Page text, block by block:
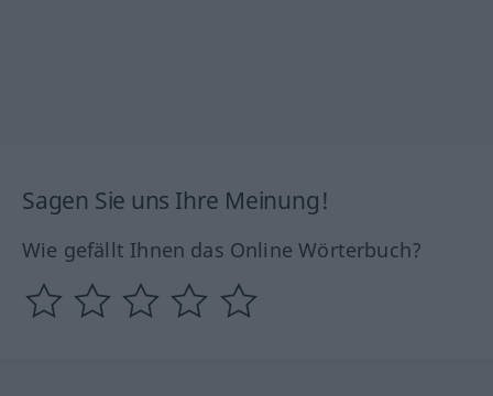
Sagen Sie uns Ihre Meinung!
Wie gefällt Ihnen das Online Wörterbuch?